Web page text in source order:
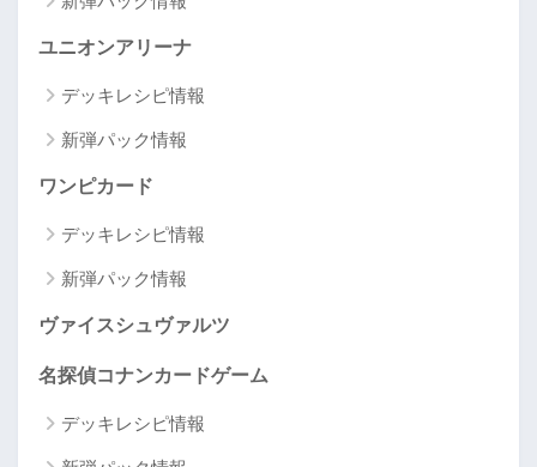
ユニオンアリーナ
デッキレシピ情報
新弾パック情報
ワンピカード
デッキレシピ情報
新弾パック情報
ヴァイスシュヴァルツ
名探偵コナンカードゲーム
デッキレシピ情報